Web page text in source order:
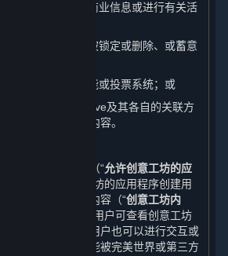
、垃圾邮件或其他商业信息或进行有关活
关版块无关、已被锁定或删除、或蓄意
的评价、举报功能或投票系统；或
他对完美世界、Valve及其各自的关联方
其他用户权益的内容。
游戏或应用程序（“允许创意工坊的应
或使用允许创意工坊的应用程序创建用
您将该等用户生成内容（“创意工坊内
的创意工坊页面。用户可查看创意工坊
的创意工坊内容，用户也可以进行交互或
创意工坊内容也可能被完美世界或第三方